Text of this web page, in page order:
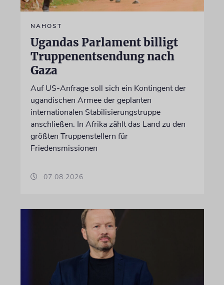
NAHOST
Ugandas Parlament billigt
Truppenentsendung nach
Gaza
Auf US-Anfrage soll sich ein Kontingent der
ugandischen Armee der geplanten
internationalen Stabilisierungstruppe
anschließen. In Afrika zählt das Land zu den
größten Truppenstellern für
Friedensmissionen
07.08.2026